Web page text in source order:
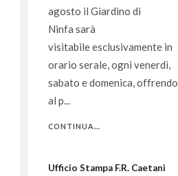
agosto il Giardino di
Ninfa sarà
visitabile esclusivamente in
orario serale, ogni venerdì,
sabato e domenica, offrendo
al p...
CONTINUA...
Ufficio Stampa F.R. Caetani